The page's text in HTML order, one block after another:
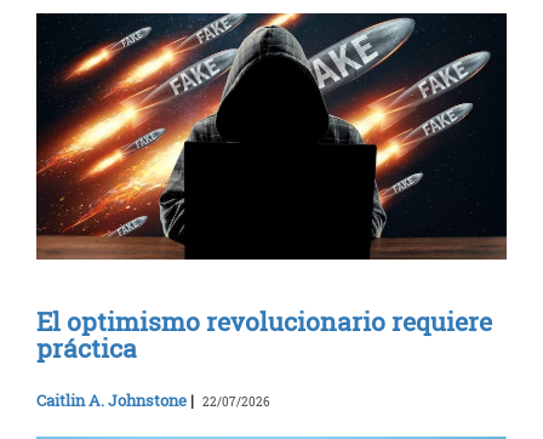
El optimismo revolucionario requiere
práctica
Caitlin A. Johnstone | 22/07/2026